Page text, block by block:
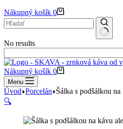
Nákupný košík 0
No results
Nákupný košík 0
Menu
Úvod Porcelán Šálka s podšálkou
🔍